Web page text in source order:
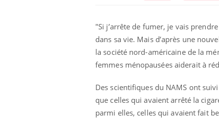
"Si j’arrête de fumer, je vais
dans sa vie. Mais d’après une
la société nord-américaine de la
femmes ménopausées aiderait à
Des scientifiques du NAMS ont
que celles qui avaient arrêté la
parmi elles, celles qui avaient fait
Les troubles du sommeil
modifient votre cerveau !